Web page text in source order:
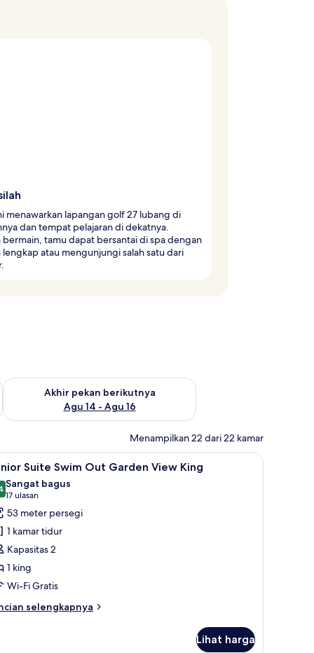
menawarkan lapangan golf 27 lubang di
dan tempat pelajaran di dekatnya.
bermain, tamu dapat bersantai di spa dengan
lengkap atau mengunjungi salah satu dari
Agu 7 - Agu 9
Akhir pekan berikutnya
Agu 14 - Agu 16
Periksa ketersediaan untuk akhir pekan berikutnya Agu 14 -
Menampilkan 22 dari 22 kamar
Seprai premium, bantalan ekstra lembut,
8 Suite Swim Out Garden View King
dari 10
Sangat bagus
17 ulasan
(17
ulasan)
53 meter persegi
1 kamar tidur
Kapasitas 2
1 king
Wi-Fi Gratis
selengkapnya
Lihat harga